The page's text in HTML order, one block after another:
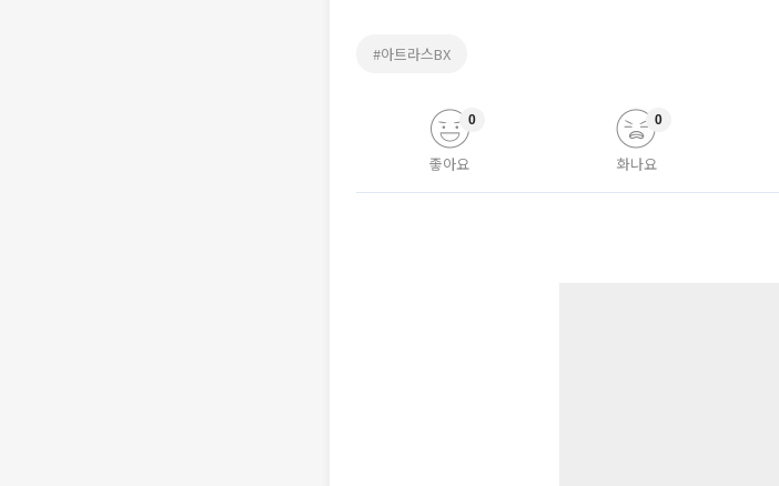
#아트라스BX
좋아요
0
화나요
0